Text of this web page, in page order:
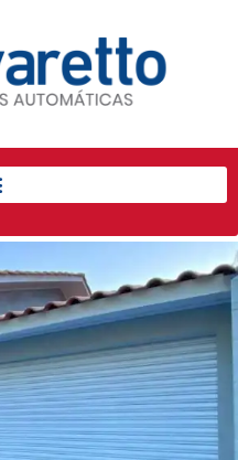
Início
Produtos
Porta de Enrolar Automática
Automatizadores
Acessórios Para Portas de
Enrolar
Pintura eletrostática
Portfólio